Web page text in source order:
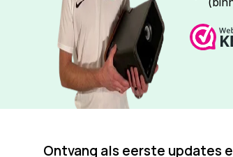
Ontvang als eerste updates